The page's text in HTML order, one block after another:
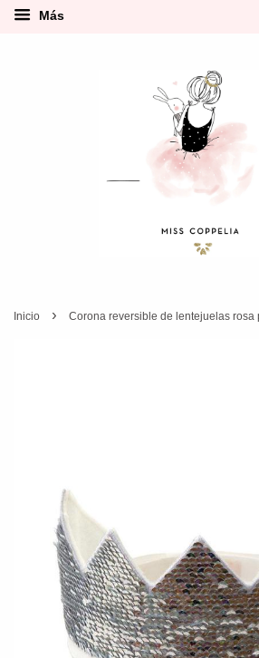
Más
Inicio › Corona reversible de lentejuelas rosa